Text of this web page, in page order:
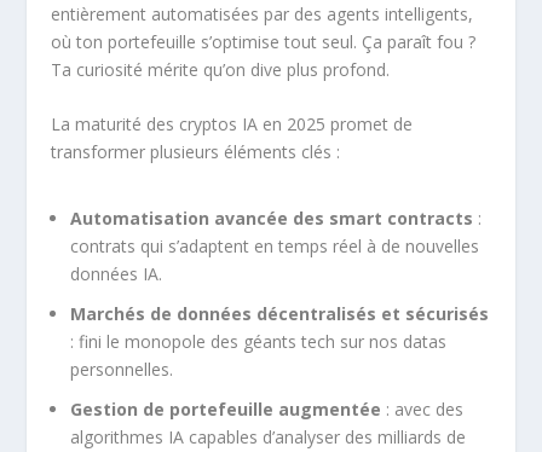
entièrement automatisées par des agents intelligents,
où ton portefeuille s’optimise tout seul. Ça paraît fou ?
Ta curiosité mérite qu’on dive plus profond.
La maturité des cryptos IA en 2025 promet de
transformer plusieurs éléments clés :
Automatisation avancée des smart contracts :
contrats qui s’adaptent en temps réel à de nouvelles
données IA.
Marchés de données décentralisés et sécurisés
: fini le monopole des géants tech sur nos datas
personnelles.
Gestion de portefeuille augmentée : avec des
algorithmes IA capables d’analyser des milliards de